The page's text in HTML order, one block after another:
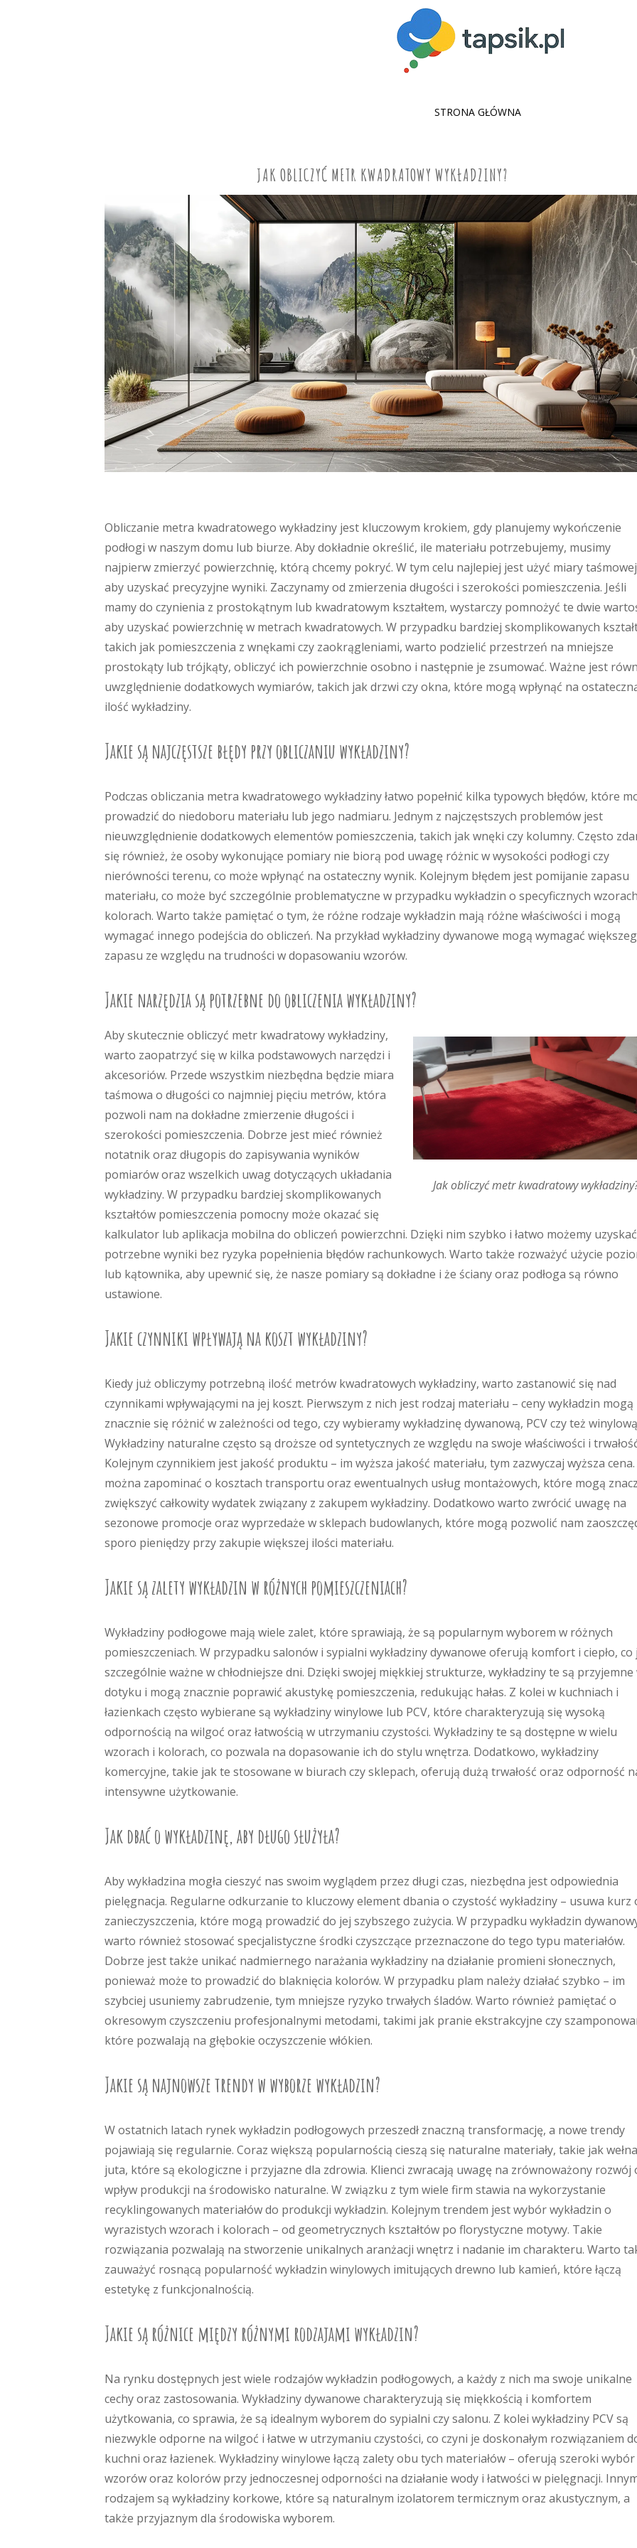
SKIP
STRONA GŁÓWNA
JAK OBLICZYĆ METR KWADRATOWY WYKŁADZINY?
Obliczanie metra kwadratowego wykładziny jest kluczowym krokiem, gdy planujemy wykończenie
podłogi w naszym domu lub biurze. Aby dokładnie określić, ile materiału potrzebujemy, musimy
najpierw zmierzyć powierzchnię, którą chcemy pokryć. W tym celu najlepiej jest użyć miary
aby uzyskać precyzyjne wyniki. Zaczynamy od zmierzenia długości i szerokości pomieszczenia. Jeśli
mamy do czynienia z prostokątnym lub kwadratowym kształtem, wystarczy pomnożyć te dwie
aby uzyskać powierzchnię w metrach kwadratowych. W przypadku bardziej skomplikowanych
takich jak pomieszczenia z wnękami czy zaokrągleniami, warto podzielić przestrzeń na mniejsze
prostokąty lub trójkąty, obliczyć ich powierzchnie osobno i następnie je zsumować. Ważne jest
uwzględnienie dodatkowych wymiarów, takich jak drzwi czy okna, które mogą wpłynąć na
ilość wykładziny.
Jakie są najczęstsze błędy przy obliczaniu wykładziny?
Podczas obliczania metra kwadratowego wykładziny łatwo popełnić kilka typowych błędów, które
prowadzić do niedoboru materiału lub jego nadmiaru. Jednym z najczęstszych problemów jest
nieuwzględnienie dodatkowych elementów pomieszczenia, takich jak wnęki czy kolumny. Często
się również, że osoby wykonujące pomiary nie biorą pod uwagę różnic w wysokości podłogi czy
nierówności terenu, co może wpłynąć na ostateczny wynik. Kolejnym błędem jest pomijanie zapasu
materiału, co może być szczególnie problematyczne w przypadku wykładzin o specyficznych
kolorach. Warto także pamiętać o tym, że różne rodzaje wykładzin mają różne właściwości i mogą
wymagać innego podejścia do obliczeń. Na przykład wykładziny dywanowe mogą wymagać
zapasu ze względu na trudności w dopasowaniu wzorów.
Jakie narzędzia są potrzebne do obliczenia wykładziny?
Jak obliczyć metr kwadratowy
Aby skutecznie obliczyć metr kwadratowy wykładziny,
warto zaopatrzyć się w kilka podstawowych narzędzi i
akcesoriów. Przede wszystkim niezbędna będzie miara
taśmowa o długości co najmniej pięciu metrów, która
pozwoli nam na dokładne zmierzenie długości i
szerokości pomieszczenia. Dobrze jest mieć również
notatnik oraz długopis do zapisywania wyników
pomiarów oraz wszelkich uwag dotyczących układania
wykładziny. W przypadku bardziej skomplikowanych
kształtów pomieszczenia pomocny może okazać się
kalkulator lub aplikacja mobilna do obliczeń powierzchni. Dzięki nim szybko i łatwo możemy uzyskać
potrzebne wyniki bez ryzyka popełnienia błędów rachunkowych. Warto także rozważyć użycie
lub kątownika, aby upewnić się, że nasze pomiary są dokładne i że ściany oraz podłoga są równo
ustawione.
Jakie czynniki wpływają na koszt wykładziny?
Kiedy już obliczymy potrzebną ilość metrów kwadratowych wykładziny, warto zastanowić się nad
czynnikami wpływającymi na jej koszt. Pierwszym z nich jest rodzaj materiału – ceny wykładzin mogą
znacznie się różnić w zależności od tego, czy wybieramy wykładzinę dywanową, PCV czy też
Wykładziny naturalne często są droższe od syntetycznych ze względu na swoje właściwości i
Kolejnym czynnikiem jest jakość produktu – im wyższa jakość materiału, tym zazwyczaj wyższa
można zapominać o kosztach transportu oraz ewentualnych usług montażowych, które mogą
zwiększyć całkowity wydatek związany z zakupem wykładziny. Dodatkowo warto zwrócić uwagę na
sezonowe promocje oraz wyprzedaże w sklepach budowlanych, które mogą pozwolić nam
sporo pieniędzy przy zakupie większej ilości materiału.
Jakie są zalety wykładzin w różnych pomieszczeniach?
Wykładziny podłogowe mają wiele zalet, które sprawiają, że są popularnym wyborem w różnych
pomieszczeniach. W przypadku salonów i sypialni wykładziny dywanowe oferują komfort i ciepło, co
szczególnie ważne w chłodniejsze dni. Dzięki swojej miękkiej strukturze, wykładziny te są przyjemne
dotyku i mogą znacznie poprawić akustykę pomieszczenia, redukując hałas. Z kolei w kuchniach i
łazienkach często wybierane są wykładziny winylowe lub PCV, które charakteryzują się wysoką
odpornością na wilgoć oraz łatwością w utrzymaniu czystości. Wykładziny te są dostępne w wielu
wzorach i kolorach, co pozwala na dopasowanie ich do stylu wnętrza. Dodatkowo, wykładziny
komercyjne, takie jak te stosowane w biurach czy sklepach, oferują dużą trwałość oraz odporność
intensywne użytkowanie.
Jak dbać o wykładzinę, aby długo służyła?
Aby wykładzina mogła cieszyć nas swoim wyglądem przez długi czas, niezbędna jest odpowiednia
pielęgnacja. Regularne odkurzanie to kluczowy element dbania o czystość wykładziny – usuwa kurz
zanieczyszczenia, które mogą prowadzić do jej szybszego zużycia. W przypadku wykładzin
warto również stosować specjalistyczne środki czyszczące przeznaczone do tego typu materiałów.
Dobrze jest także unikać nadmiernego narażania wykładziny na działanie promieni słonecznych,
ponieważ może to prowadzić do blaknięcia kolorów. W przypadku plam należy działać szybko – im
szybciej usuniemy zabrudzenie, tym mniejsze ryzyko trwałych śladów. Warto również pamiętać o
okresowym czyszczeniu profesjonalnymi metodami, takimi jak pranie ekstrakcyjne czy
które pozwalają na głębokie oczyszczenie włókien.
Jakie są najnowsze trendy w wyborze wykładzin?
W ostatnich latach rynek wykładzin podłogowych przeszedł znaczną transformację, a nowe trendy
pojawiają się regularnie. Coraz większą popularnością cieszą się naturalne materiały, takie jak
juta, które są ekologiczne i przyjazne dla zdrowia. Klienci zwracają uwagę na zrównoważony rozwój
wpływ produkcji na środowisko naturalne. W związku z tym wiele firm stawia na wykorzystanie
recyklingowanych materiałów do produkcji wykładzin. Kolejnym trendem jest wybór wykładzin o
wyrazistych wzorach i kolorach – od geometrycznych kształtów po florystyczne motywy. Takie
rozwiązania pozwalają na stworzenie unikalnych aranżacji wnętrz i nadanie im charakteru. Warto
zauważyć rosnącą popularność wykładzin winylowych imitujących drewno lub kamień, które łączą
estetykę z funkcjonalnością.
Jakie są różnice między różnymi rodzajami wykładzin?
Na rynku dostępnych jest wiele rodzajów wykładzin podłogowych, a każdy z nich ma swoje unikalne
cechy oraz zastosowania. Wykładziny dywanowe charakteryzują się miękkością i komfortem
użytkowania, co sprawia, że są idealnym wyborem do sypialni czy salonu. Z kolei wykładziny PCV są
niezwykle odporne na wilgoć i łatwe w utrzymaniu czystości, co czyni je doskonałym rozwiązaniem
kuchni oraz łazienek. Wykładziny winylowe łączą zalety obu tych materiałów – oferują szeroki wybór
wzorów oraz kolorów przy jednoczesnej odporności na działanie wody i łatwości w pielęgnacji.
rodzajem są wykładziny korkowe, które są naturalnym izolatorem termicznym oraz akustycznym, a
także przyjaznym dla środowiska wyborem.